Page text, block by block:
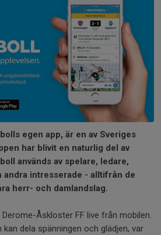
egen app, är en av Sveriges
har blivit en naturlig del av
används av spelare, ledare,
andra intresserade - alltifrån de
herr- och damlandslag.
Åskloster FF live från mobilen.
dela spänningen och glädjen, var